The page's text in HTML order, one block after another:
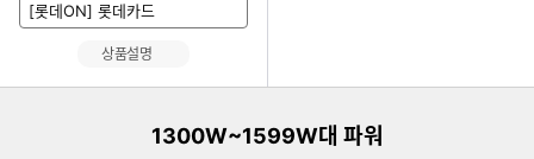
[롯데ON] 롯데카드
상품설명
1300W~1599W대 파워